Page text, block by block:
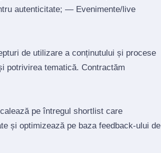
autenticitate; — Evenimente/live
de utilizare a conținutului și procese
potrivirea tematică. Contractăm
pe întregul shortlist care
și optimizează pe baza feedback‑ului de